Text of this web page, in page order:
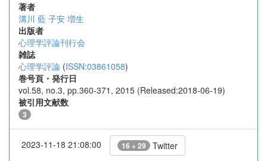
著者
溝川 藍 子安 増生
出版者
心理学評論刊行会
雑誌
心理学評論 (ISSN:03861058)
巻号頁・発行日
vol.58, no.3, pp.360-371, 2015 (Released:2018-06-19)
被引用文献数
3
2023-11-18 21:08:00 16 + 29 Twitter